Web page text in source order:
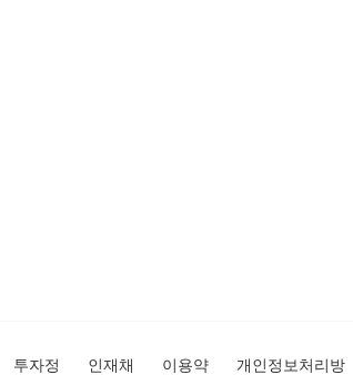
투자정
인재채
이용약
개인정보처리방